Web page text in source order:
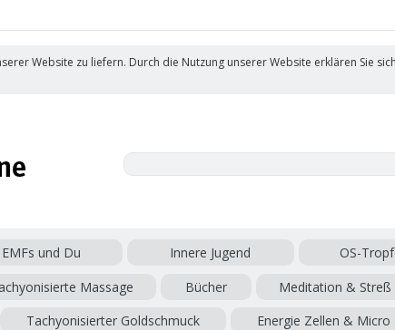
Website zu liefern. Durch die Nutzung unserer Website erklären Sie
EMFs und Du Innere Jugend OS-
Massage Bücher Meditation & Streß
Tachyonisierter Goldschmuck Energie Zellen & Micro